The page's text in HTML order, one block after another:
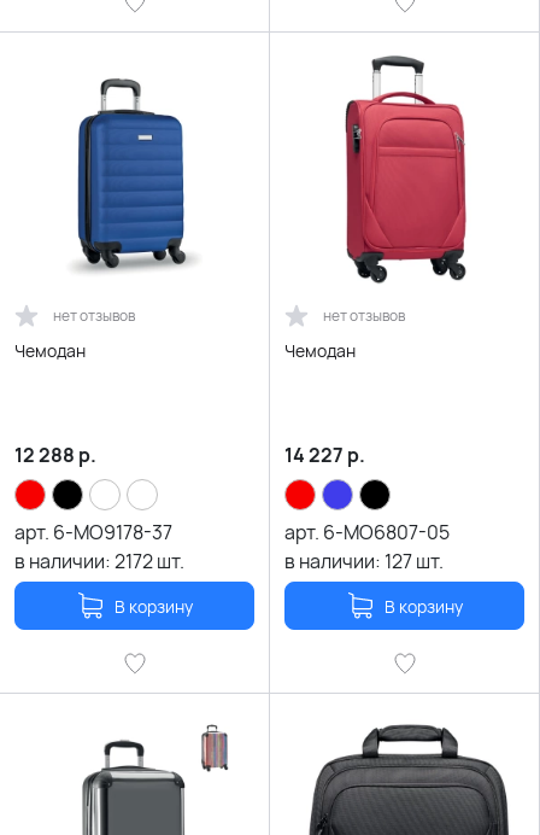
нет отзывов
Чемодан
12 288 р.
арт. 6-MO9178-37
в наличии:2172шт.
В корзину
нет отзывов
Чемодан
14 227 р.
арт. 6-MO6807-05
в наличии: 127шт.
В корзину